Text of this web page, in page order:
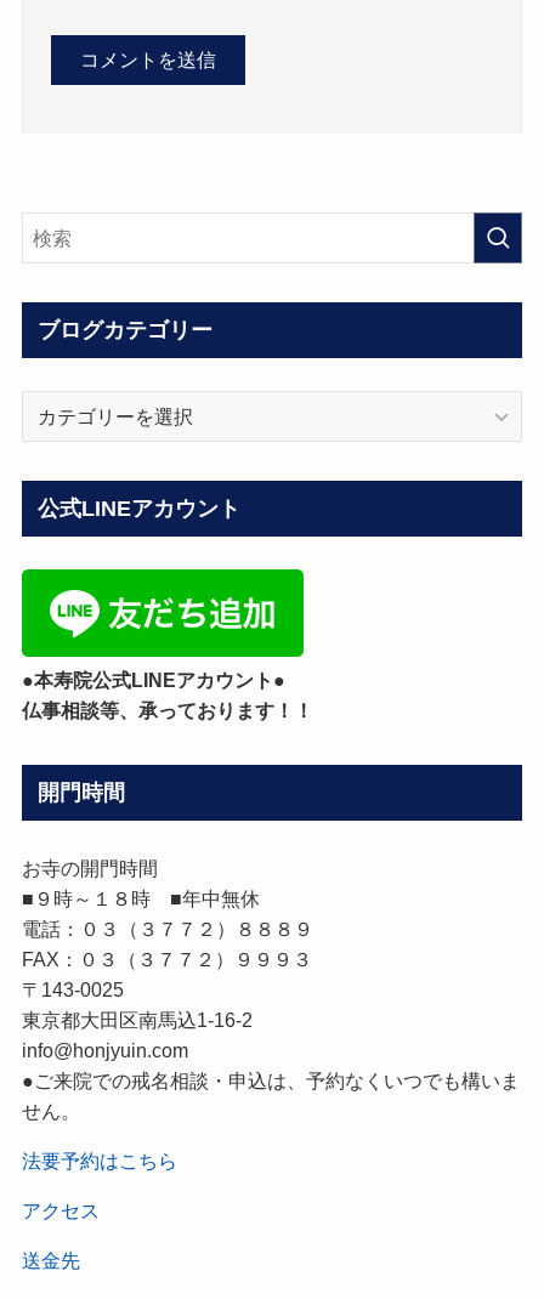
ブログカテゴリー
公式LINEアカウント
●本寿院公式LINEアカウント●
仏事相談等、承っております！！
開門時間
お寺の開門時間
■９時～１８時 ■年中無休
電話：０３（３７７２）８８８９
FAX：０３（３７７２）９９９３
〒143-0025
東京都大田区南馬込1-16-2
info@honjyuin.com
●ご来院での戒名相談・申込は、予約なくいつでも構いま
せん。
法要予約はこちら
アクセス
送金先